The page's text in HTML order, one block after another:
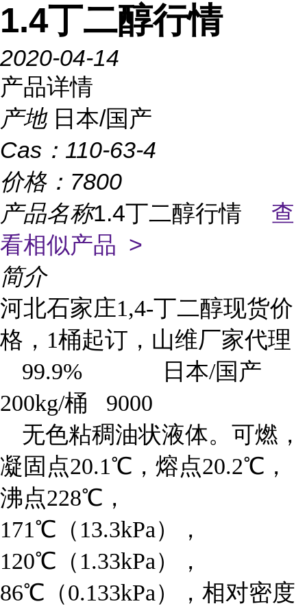
1.4丁二醇行情
2020-04-14
产品详情
产地 日本/国产
Cas： 110-63-4
价格： 7800
产品名称1.4丁二醇行情 查
看相似产品 >
简介
河北石家庄1,4-丁二醇现货价
格，1桶起订，山维厂家代理
99.9%
日本/国产
200kg/桶 9000
无色粘稠油状液体。可燃，
凝固点20.1℃，熔点20.2℃，
沸点228℃，
171℃（13.3kPa），
120℃（1.33kPa），
86℃（0.133kPa），相对密度